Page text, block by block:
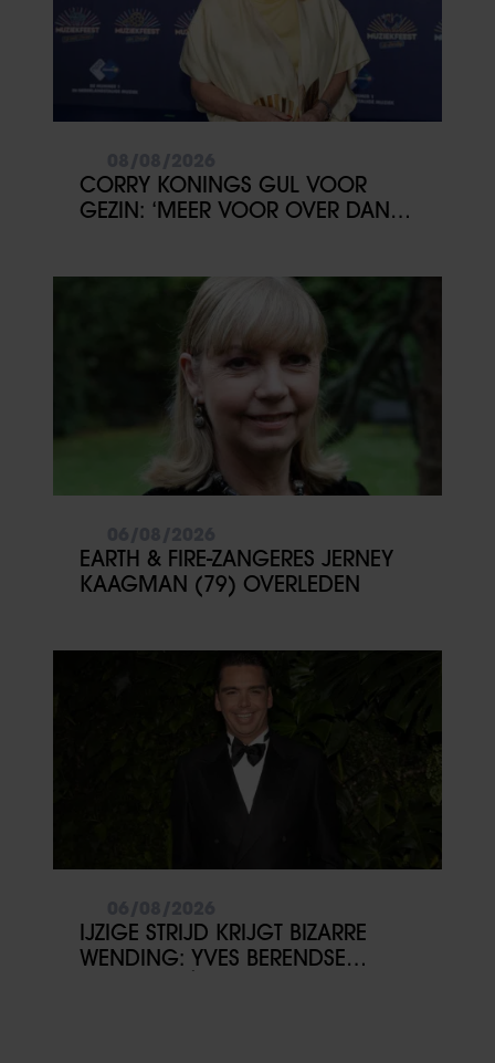
CORRY KONINGS GUL VOOR
GEZIN: ‘MEER VOOR OVER DAN
EARTH & FIRE-ZANGERES JERNEY
KAAGMAN (79) OVERLEDEN
IJZIGE STRIJD KRIJGT BIZARRE
WENDING: YVES BERENDSE